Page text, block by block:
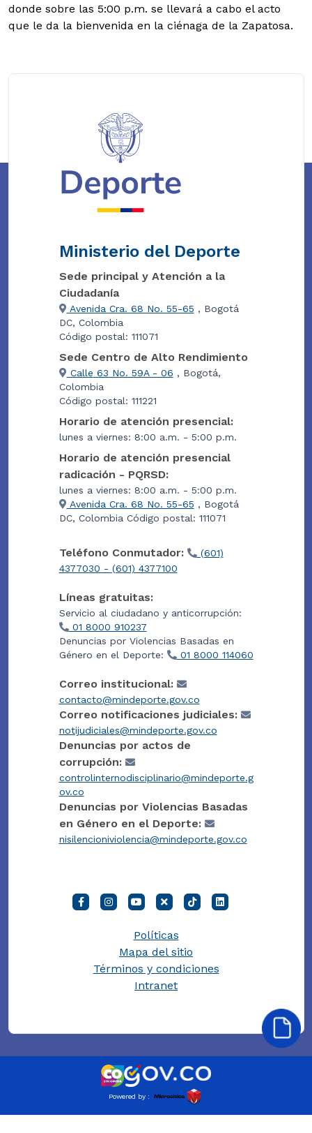
donde sobre las 5:00 p.m. se llevará a cabo el acto
que le da la bienvenida en la ciénaga de la Zapatosa.
Ministerio del Deporte
Sede principal y Atención a la
Ciudadanía
Avenida Cra. 68 No. 55-65 , Bogotá
DC, Colombia
Código postal: 111071
Sede Centro de Alto Rendimiento
Calle 63 No. 59A - 06 , Bogotá,
Colombia
Código postal: 111221
Horario de atención presencial:
lunes a viernes: 8:00 a.m. - 5:00 p.m.
Horario de atención presencial
radicación - PQRSD:
lunes a viernes: 8:00 a.m. - 5:00 p.m.
Avenida Cra. 68 No. 55-65 , Bogotá
DC, Colombia Código postal: 111071
Teléfono Conmutador:
(601)
4377030 - (601) 4377100
Líneas gratuitas:
Servicio al ciudadano y anticorrupción:
01 8000 910237
Denuncias por Violencias Basadas en
Género en el Deporte:
01 8000 114060
Correo institucional:
contacto@mindeporte.gov.co
Correo notificaciones judiciales:
notijudiciales@mindeporte.gov.co
Denuncias por actos de
corrupción:
controlinternodisciplinario@mindeporte.g
ov.co
Denuncias por Violencias Basadas
en Género en el Deporte:
nisilencioniviolencia@mindeporte.gov.co
Políticas
Mapa del sitio
Términos y condiciones
Intranet
Powered by :